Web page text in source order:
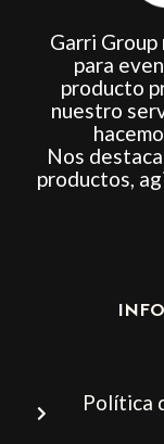
Garri
para
producto
nuestro
Nos
productos,
Política